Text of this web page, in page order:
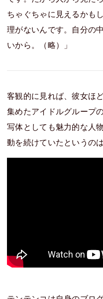
ちゃぐちゃに見えるかも
理がないんです。自分の
いから。（略）」
客観的に見れば、彼女ほ
集めたアイドルグループ
写体としても魅力的な人
動を続けていたというの